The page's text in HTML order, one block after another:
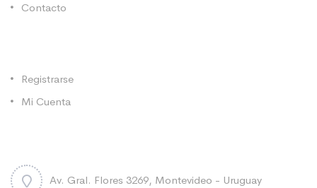
Contacto
Registrarse
Mi Cuenta
Av. Gral. Flores 3269, Montevideo - Uruguay